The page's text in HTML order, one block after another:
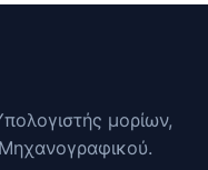
μορίων,